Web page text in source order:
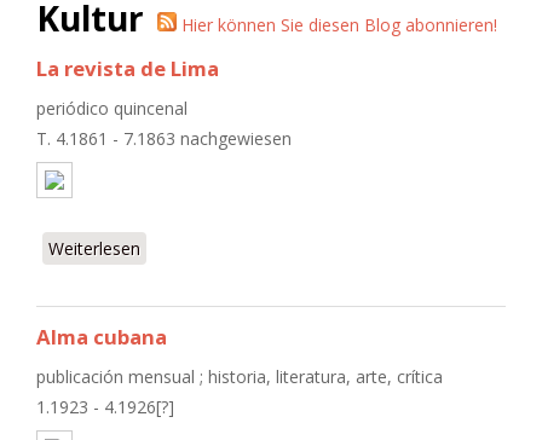
Kultur Hier können Sie diesen Blog abonnieren!
La revista de Lima
periódico quincenal
T. 4.1861 - 7.1863 nachgewiesen
Weiterlesen
Alma cubana
publicación mensual ; historia, literatura, arte, crítica
1.1923 - 4.1926[?]